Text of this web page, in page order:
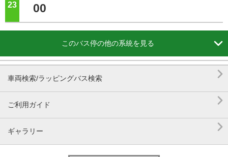
23 00
このバス停の他の系統を見る 
車両検索/ラッピングバス検索 
ご利用ガイド 
ギャラリー 